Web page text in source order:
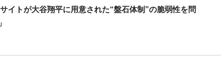
イトが大谷翔平に用意された“盤石体制”の脆弱性を問